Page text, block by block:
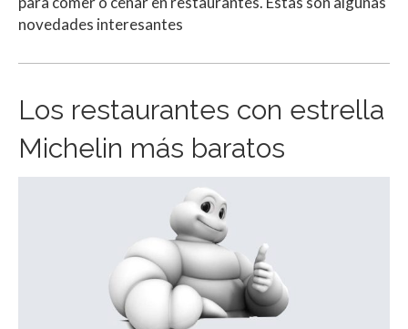
novedades interesantes
Los restaurantes con estrella
Michelin más baratos